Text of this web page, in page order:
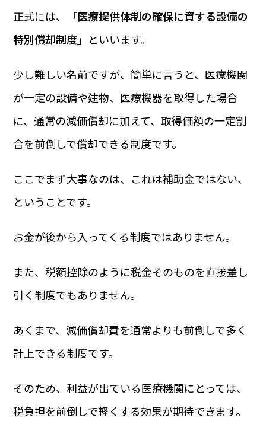
正式には、
「医療提供体制の確保に資する設備の
特別償却制度」 といいます。
少し難しい名前ですが、簡単に言うと、医療機関
が一定の設備や建物、医療機器を取得した場合
に、通常の減価償却に加えて、取得価額の一定割
合を前倒しで償却できる制度です。
ここでまず大事なのは、これは補助金ではない、
ということです。
お金が後から入ってくる制度ではありません。
また、税額控除のように税金そのものを直接差し
引く制度でもありません。
あくまで、減価償却費を通常よりも前倒しで多く
計上できる制度です。
そのため、利益が出ている医療機関にとっては、
税負担を前倒しで軽くする効果が期待できます。